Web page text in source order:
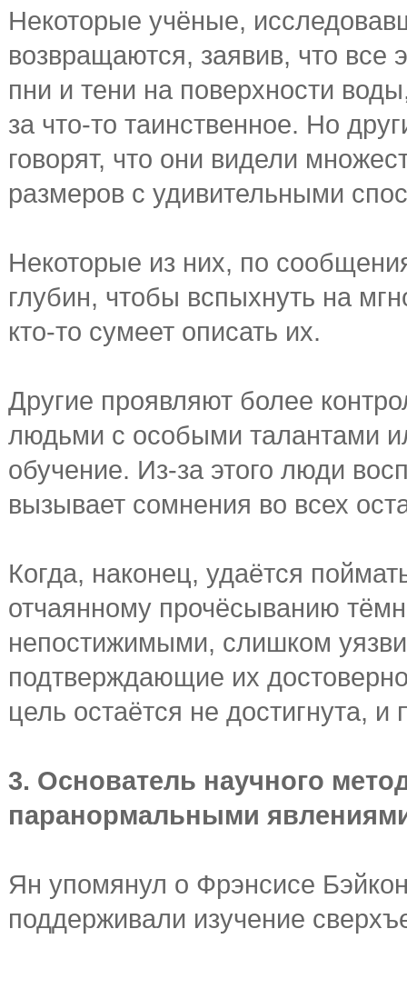
Некоторые учёные,
возвращаются, заявив, что все
пни и тени на поверхности
за что-то таинственное. Но
говорят, что они видели
размеров с удивительными
Некоторые из них, по
глубин, чтобы вспыхнуть на
кто-то сумеет описать их.
Другие проявляют более
людьми с особыми талантами
обучение. Из-за этого люди
вызывает сомнения во всех
Когда, наконец, удаётся
отчаянному прочёсыванию
непостижимыми, слишком
подтверждающие их
цель остаётся не достигнута,
3. Основатель научного
паранормальными
Ян упомянул о Фрэнсисе
поддерживали изучение